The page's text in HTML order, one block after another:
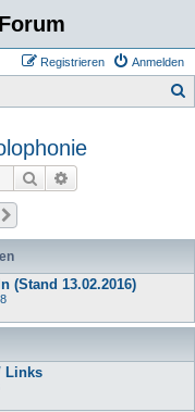
Anmelden
Registrieren
Suche
(Stand 13.02.2016)
Links